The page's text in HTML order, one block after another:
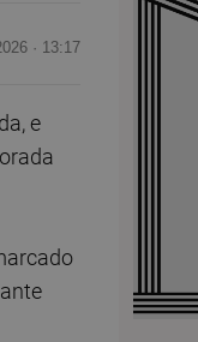
· 13:17
e